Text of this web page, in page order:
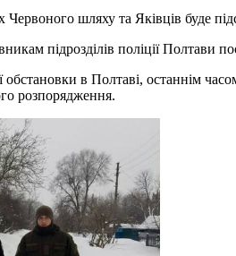
шляху та Яківців буде
підрозділів поліції Полтави
обстановки в Полтаві, останнім
розпорядження.